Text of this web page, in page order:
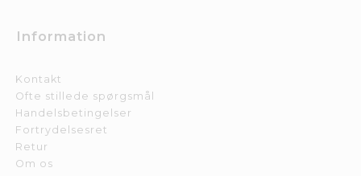
Information
Kontakt
Ofte stillede spørgsmål
Handelsbetingelser
Fortrydelsesret
Retur
Om os